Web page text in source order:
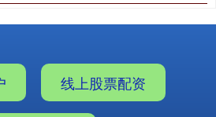
线上股票配资